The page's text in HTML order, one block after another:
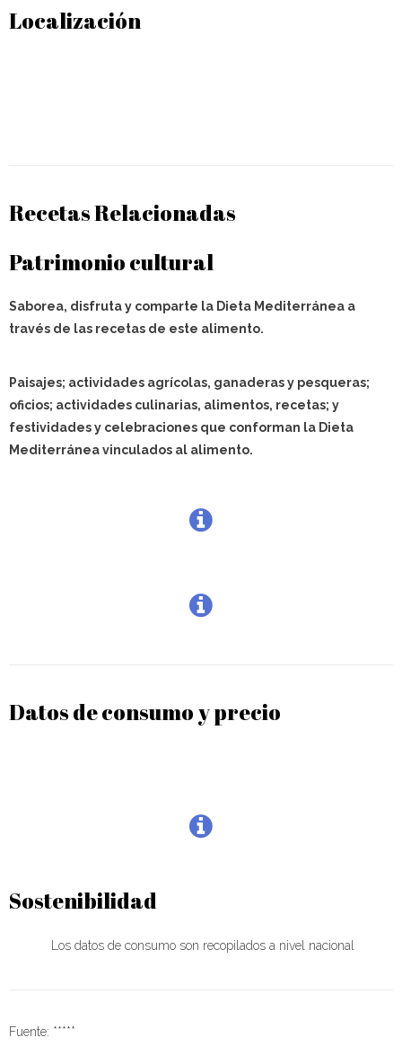
Localización
Recetas Relacionadas
Patrimonio cultural
Saborea, disfruta y comparte la Dieta Mediterránea a
través de las recetas de este alimento.
Paisajes; actividades agrícolas, ganaderas y pesqueras;
oficios; actividades culinarias, alimentos, recetas; y
festividades y celebraciones que conforman la Dieta
Mediterránea vinculados al alimento.
Datos de consumo y precio
Sostenibilidad
Los datos de consumo son recopilados a nivel nacional
Fuente: *****